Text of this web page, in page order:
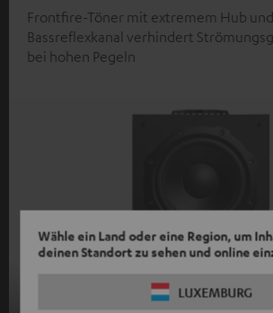
Wähle ein Land oder eine Region, um
deinen Standort zu sehen und online
LUXEMBURG
Frontfire-Töner mit extremem Hub
Bassreflexkanal verhindert
bei hohen Pegeln